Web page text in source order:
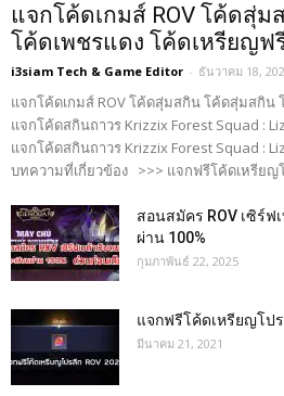
แจกโค้ดเกมส์ ROV โค้ดสุ่
โค้ดเพชรแดง โค้ดเหรียญฟ
i3siam Tech & Game Editor - ธันวาคม 18,
แจกโค้ดเกมส์ ROV โค้ดสุ่มสกิน โค้ดสุ่มสกิน
แจกโค้ดสกินถาวร Krizzix Forest Squad :
แจกโค้ดสกินถาวร Krizzix Forest Squad :
บทความที่เกี่ยวข้อง >>> แจกฟรีโค้ดเหรียญโ
สอนสมัคร ROV เซิร์ฟ
ผ่าน 100%
กุมภาพันธ์ 22, 2025
แจกฟรีโค้ดเหรียญโปร
มีนาคม 21, 2021